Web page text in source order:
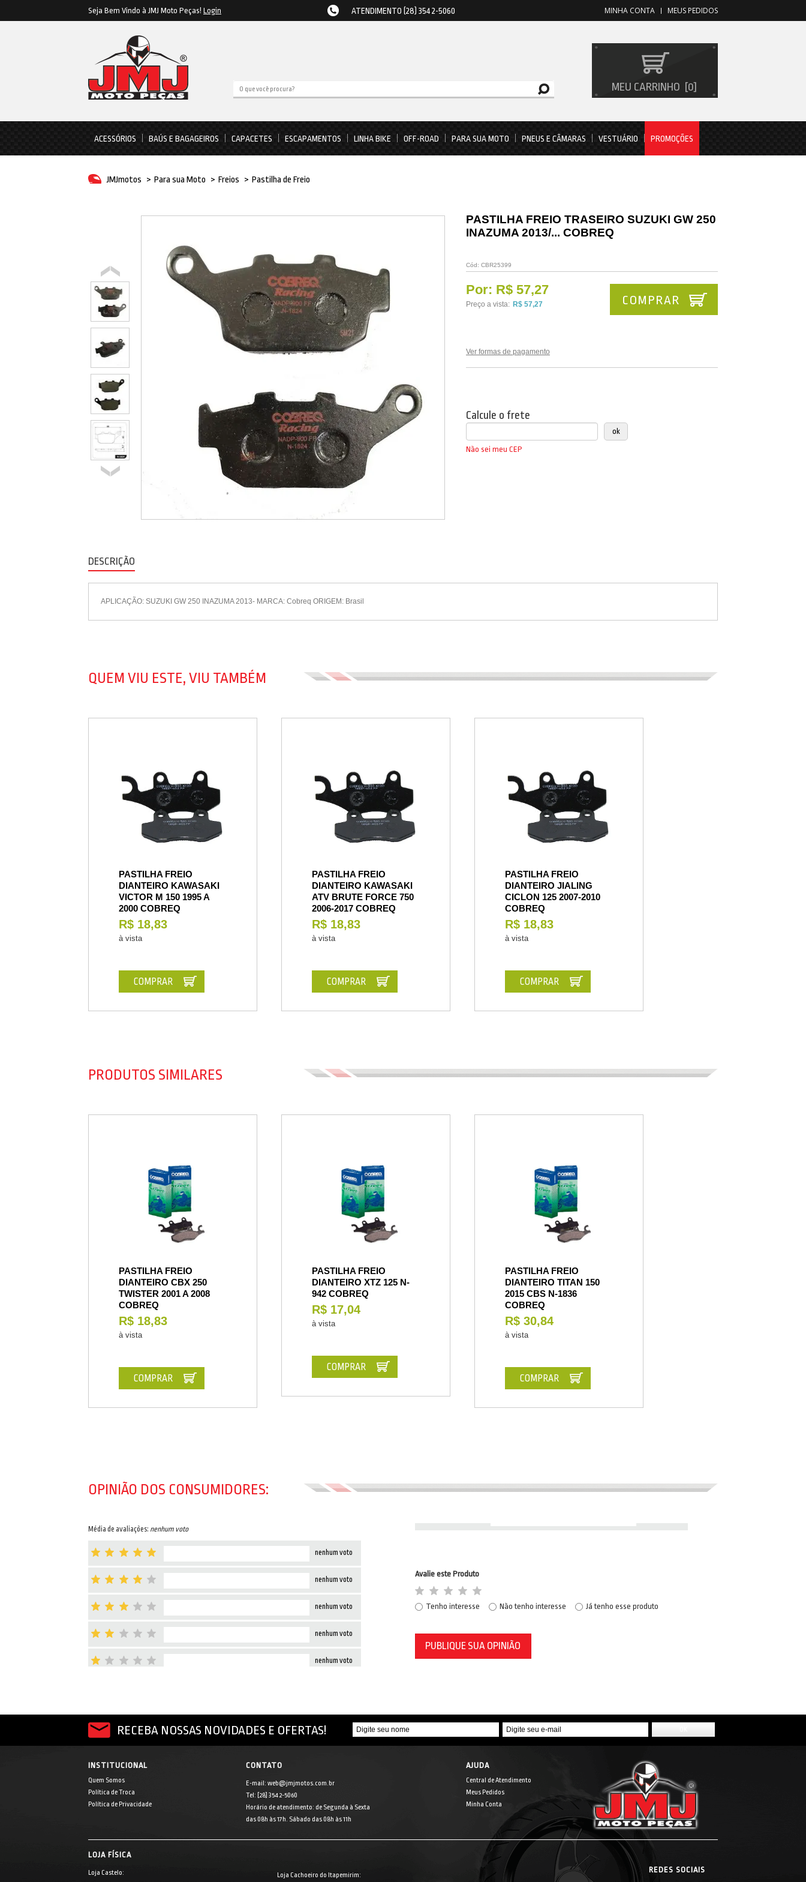
Seja Bem Vindo à JMJ Moto Peças! Login ATENDIMENTO (28) 3542-5060 MEUS PEDIDOS
MINHA CONTA
MEU CARRINHO 0
ACESSÓRIOS BAÚS E BAGAGEIROS CAPACETES ESCAPAMENTOS LINHA BIKE OFF-ROAD PARA SUA MOTO PNEUS E CÂMARAS VESTUÁRIO PROMOÇÕES
JMJmotos > Para sua Moto > Freios > Pastilha de Freio
PASTILHA FREIO TRASEIRO SUZUKI GW 250
INAZUMA 2013/... COBREQ
Cód: CBR25399
Por: R$ 57,27
Preço a vista: R$ 57,27
Ver formas de pagamento
COMPRAR
Calcule o frete
Não sei meu CEP
DESCRIÇÃO
APLICAÇÃO: SUZUKI GW 250 INAZUMA 2013- MARCA: Cobreq ORIGEM: Brasil
QUEM VIU ESTE, VIU TAMBÉM
PASTILHA FREIO
DIANTEIRO KAWASAKI
VICTOR M 150 1995 A
2000 COBREQ
R$ 18,83
à vista
COMPRAR
PASTILHA FREIO
DIANTEIRO KAWASAKI
ATV BRUTE FORCE 750
2006-2017 COBREQ
R$ 18,83
à vista
COMPRAR
PASTILHA FREIO
DIANTEIRO JIALING
CICLON 125 2007-2010
COBREQ
R$ 18,83
à vista
COMPRAR
PRODUTOS SIMILARES
PASTILHA FREIO
DIANTEIRO CBX 250
TWISTER 2001 A 2008
COBREQ
R$ 18,83
à vista
COMPRAR
PASTILHA FREIO
DIANTEIRO XTZ 125 N-
942 COBREQ
R$ 17,04
à vista
COMPRAR
PASTILHA FREIO
DIANTEIRO TITAN 150
2015 CBS N-1836
COBREQ
R$ 30,84
à vista
COMPRAR
OPINIÃO DOS CONSUMIDORES:
Média de avaliações: nenhum voto
nenhum voto
nenhum voto
nenhum voto
nenhum voto
nenhum voto
Avalie este Produto
Tenho interesse Não tenho interesse Já tenho esse produto
PUBLIQUE SUA OPINIÃO
RECEBA NOSSAS NOVIDADES E OFERTAS!
INSTITUCIONAL
Quem Somos
Política de Troca
Política de Privacidade
CONTATO
E-mail: web@jmjmotos.com.br
Tel: [28] 3542-5060
Horário de atendimento: de Segunda à Sexta
das 08h às 17h. Sábado das 08h às 11h
AJUDA
Central de Atendimento
Meus Pedidos
Minha Conta
LOJA FÍSICA
Loja Castelo:
Loja Cachoeiro do Itapemirim:
REDES SOCIAIS